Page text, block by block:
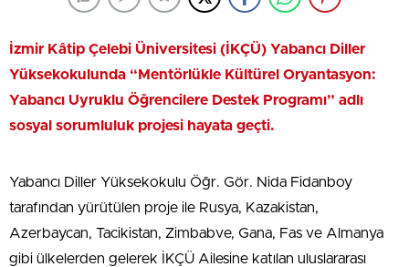
İzmir Kâtip Çelebi Üniversitesi (İKÇÜ) Yabancı Diller
Yüksekokulunda “Mentörlükle Kültürel Oryantasyon:
Yabancı Uyruklu Öğrencilere Destek Programı” adlı
sosyal sorumluluk projesi hayata geçti.
Yabancı Diller Yüksekokulu Öğr. Gör. Nida Fidanboy
tarafından yürütülen proje ile Rusya, Kazakistan,
Azerbaycan, Tacikistan, Zimbabve, Gana, Fas ve Almanya
gibi ülkelerden gelerek İKÇÜ Ailesine katılan uluslararası